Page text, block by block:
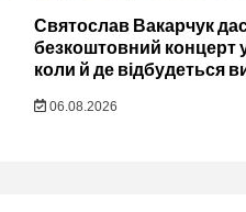
Святослав Вакарчук
безкоштовний концерт
коли й де відбудеться
06.08.2026